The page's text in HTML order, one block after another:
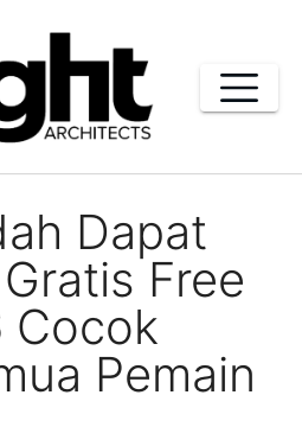
Dapat
Free
Cocok
Pemain